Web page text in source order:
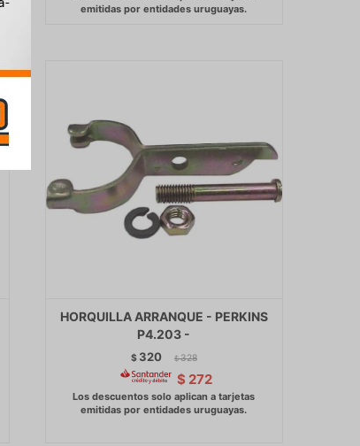
HORQUILLA ARRANQUE - PERKINS
P4.203 -
$ 320 $ 328
$ 272